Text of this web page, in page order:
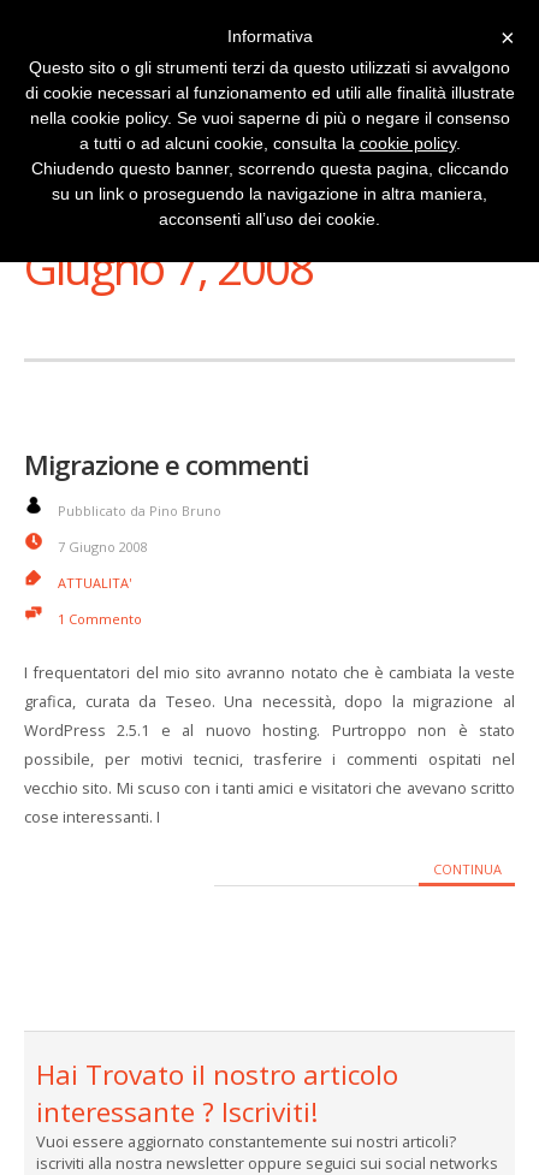
Stai Visualizzando
Giugno 7, 2008
Migrazione e commenti
Pubblicato da Pino Bruno
7 Giugno 2008
ATTUALITA'
1 Commento
I frequentatori del mio sito avranno notato che è cambiata la veste
grafica, curata da Teseo. Una necessità, dopo la migrazione al
WordPress 2.5.1 e al nuovo hosting. Purtroppo non è stato
possibile, per motivi tecnici, trasferire i commenti ospitati nel
vecchio sito. Mi scuso con i tanti amici e visitatori che avevano scritto
cose interessanti. I
CONTINUA
Hai Trovato il nostro articolo
interessante ? Iscriviti!
Vuoi essere aggiornato constantemente sui nostri articoli?
iscriviti alla nostra newsletter oppure seguici sui social networks
×
Informativa
Questo sito o gli strumenti terzi da questo utilizzati si avvalgono
di cookie necessari al funzionamento ed utili alle finalità illustrate
nella cookie policy. Se vuoi saperne di più o negare il consenso
a tutti o ad alcuni cookie, consulta la cookie policy.
Chiudendo questo banner, scorrendo questa pagina, cliccando
su un link o proseguendo la navigazione in altra maniera,
acconsenti all’uso dei cookie.